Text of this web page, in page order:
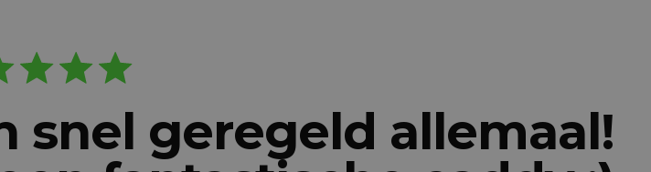
snel geregeld allemaal!